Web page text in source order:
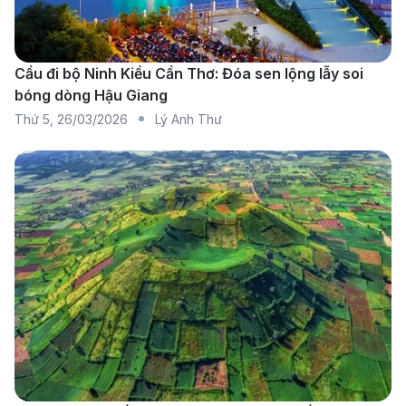
Alaska Airlines - Hãng hàng không khai thác chuyến
bay từ Hà Nội đi Philadelphia (Nguồn: Internet)
Nếu bạn đang tìm chuyến bay từ Hà Nội đi
Philadelphia, có nhiều hãng hàng không quốc tế uy tín
Cầu đi bộ Ninh Kiều Cần Thơ: Đóa sen lộng lẫy soi
bóng dòng Hậu Giang
Thứ 5 26/03/2026 Lý Anh Thư